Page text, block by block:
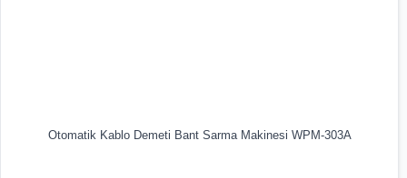
Otomatik Kablo Demeti Bant Sarma Makinesi WPM-303A